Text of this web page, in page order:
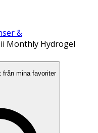
&
Monthly Hydrogel
från mina favoriter